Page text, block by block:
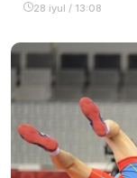
28 iyul / 13:08